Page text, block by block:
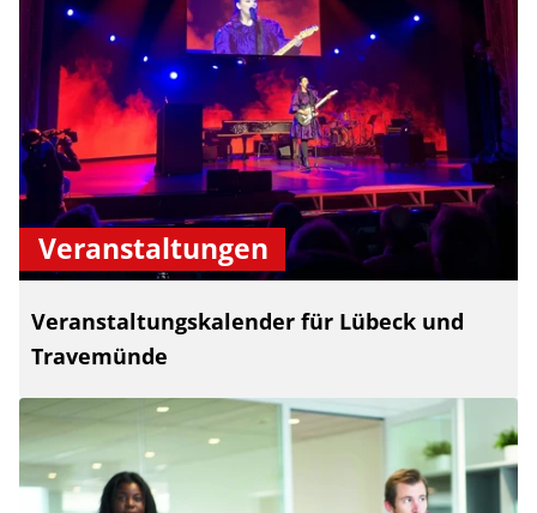
Veranstaltungen
Veranstaltungskalender für Lübeck und
Travemünde